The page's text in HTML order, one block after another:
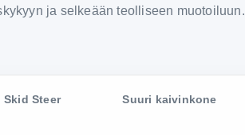
ja selkeään teolliseen muotoiluun.
Skid Steer Suuri kaivinkone